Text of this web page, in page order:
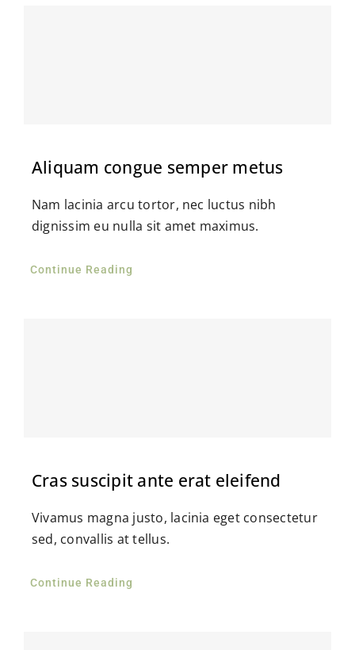
Aliquam congue semper metus
Nam lacinia arcu tortor, nec luctus nibh
dignissim eu nulla sit amet maximus.
Continue Reading
Cras suscipit ante erat eleifend
Vivamus magna justo, lacinia eget consectetur
sed, convallis at tellus.
Continue Reading